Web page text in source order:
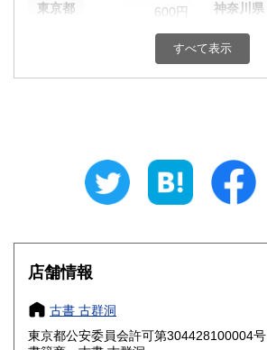
東京都 600円 神奈川県
600円 富山県
静岡県
600円 三重県
滋賀県 600円 京都府
大阪府
奈良県
すべて表示
店舗情報
古書 古群洞
東京都公安委員会許可第304428100004号